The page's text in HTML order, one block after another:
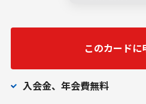
入会金、年会費無料
このカードに